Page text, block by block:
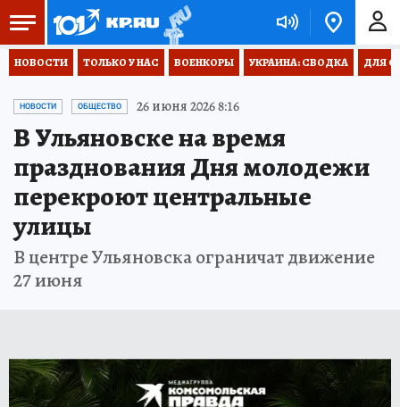
НОВОСТИ ТОЛЬКО У НАС ВОЕНКОРЫ УКРАИНА: СВОДКА ДЛЯ
НОВОСТИ ОБЩЕСТВО 26 июня 2026 8:16
В Ульяновске на время
празднования Дня молодежи
перекроют центральные
улицы
В центре Ульяновска ограничат движение
27 июня